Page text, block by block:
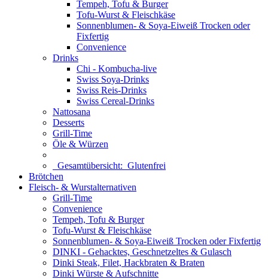
Tempeh, Tofu & Burger
Tofu-Wurst & Fleischkäse
Sonnenblumen- & Soya-Eiweiß Trocken oder
Fixfertig
Convenience
Drinks
Chi - Kombucha-live
Swiss Soya-Drinks
Swiss Reis-Drinks
Swiss Cereal-Drinks
Nattosana
Desserts
Grill-Time
Öle & Würzen
Gesamtübersicht: Glutenfrei
Brötchen
Fleisch- & Wurstalternativen
Grill-Time
Convenience
Tempeh, Tofu & Burger
Tofu-Wurst & Fleischkäse
Sonnenblumen- & Soya-Eiweiß Trocken oder Fixfertig
DINKI - Gehacktes, Geschnetzeltes & Gulasch
Dinki Steak, Filet, Hackbraten & Braten
Dinki Würste & Aufschnitte